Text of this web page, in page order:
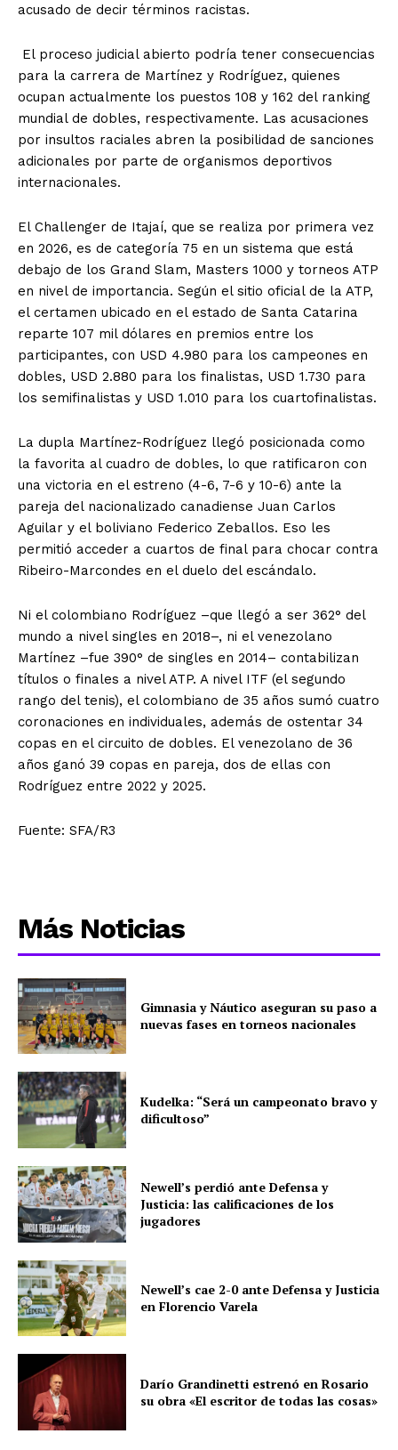
acusado de decir términos racistas.
El proceso judicial abierto podría tener consecuencias
para la carrera de Martínez y Rodríguez, quienes
ocupan actualmente los puestos 108 y 162 del ranking
mundial de dobles, respectivamente. Las acusaciones
por insultos raciales abren la posibilidad de sanciones
adicionales por parte de organismos deportivos
internacionales.
El Challenger de Itajaí, que se realiza por primera vez
en 2026, es de categoría 75 en un sistema que está
debajo de los Grand Slam, Masters 1000 y torneos ATP
en nivel de importancia. Según el sitio oficial de la ATP,
el certamen ubicado en el estado de Santa Catarina
reparte 107 mil dólares en premios entre los
participantes, con USD 4.980 para los campeones en
dobles, USD 2.880 para los finalistas, USD 1.730 para
los semifinalistas y USD 1.010 para los cuartofinalistas.
La dupla Martínez-Rodríguez llegó posicionada como
la favorita al cuadro de dobles, lo que ratificaron con
una victoria en el estreno (4-6, 7-6 y 10-6) ante la
pareja del nacionalizado canadiense Juan Carlos
Aguilar y el boliviano Federico Zeballos. Eso les
permitió acceder a cuartos de final para chocar contra
Ribeiro-Marcondes en el duelo del escándalo.
Ni el colombiano Rodríguez –que llegó a ser 362° del
mundo a nivel singles en 2018–, ni el venezolano
Martínez –fue 390° de singles en 2014– contabilizan
títulos o finales a nivel ATP. A nivel ITF (el segundo
rango del tenis), el colombiano de 35 años sumó cuatro
coronaciones en individuales, además de ostentar 34
copas en el circuito de dobles. El venezolano de 36
años ganó 39 copas en pareja, dos de ellas con
Rodríguez entre 2022 y 2025.
Fuente: SFA/R3
Más Noticias
Gimnasia y Náutico aseguran su paso a
nuevas fases en torneos nacionales
Kudelka: “Será un campeonato bravo y
dificultoso”
Newell’s perdió ante Defensa y
Justicia: las calificaciones de los
jugadores
Newell’s cae 2-0 ante Defensa y Justicia
en Florencio Varela
Darío Grandinetti estrenó en Rosario
su obra «El escritor de todas las cosas»